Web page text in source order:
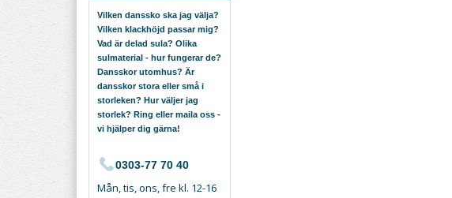
Vilken danssko ska jag välja?
Vilken klackhöjd passar mig?
Vad är delad sula? Olika
sulmaterial - hur fungerar de?
Dansskor utomhus? Är
dansskor stora eller små i
storleken? Hur väljer jag
storlek? Ring eller maila oss -
vi hjälper dig gärna!
0303-77 70 40
Mån, tis, ons, fre kl. 12-16